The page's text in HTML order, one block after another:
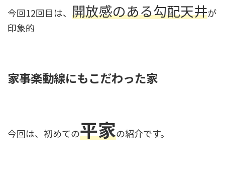
今回12回目は、 開放感のある勾配天井が
印象的
家事楽動線にもこだわった家
今回は、初めての平家の紹介です。